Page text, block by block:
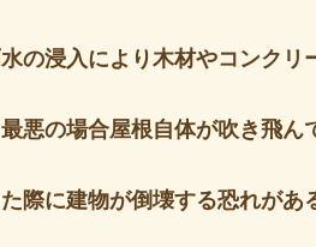
の浸入により木材やコンクリ
悪の場合屋根自体が吹き飛ん
際に建物が倒壊する恐れがあ